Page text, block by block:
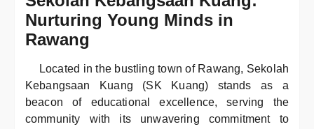
Nurturing Young Minds in
Rawang
Located in the bustling town of Rawang, Sekolah
Kebangsaan Kuang (SK Kuang) stands as a
beacon of educational excellence, serving the
community with its unwavering commitment to